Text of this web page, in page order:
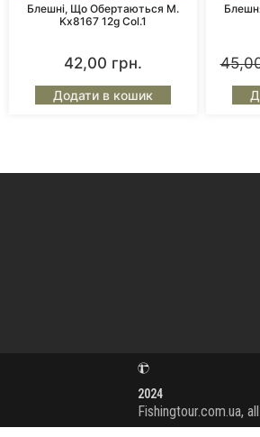
Блешні, Що Обертаються M.
Kx8167 12g Col.1
42,00 грн.
Додати в кошик
2024
Fishingtour.com.ua,